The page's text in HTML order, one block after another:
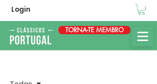
Login
TORNA-TE MEMBRO